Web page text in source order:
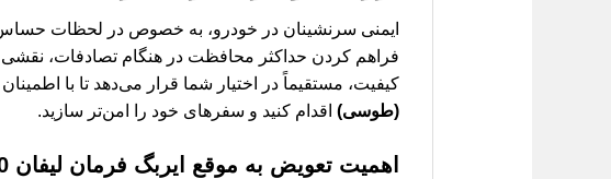
فراهم کردن حداکثر محافظت در هنگام تصادفات، نقشی
کیفیت، مستقیماً در اختیار شما قرار می‌دهد تا با
(طوسی) اقدام کنید و سفرهای خود را امن‌تر سازید.
اهمیت تعویض به موقع ایربگ فرمان لیفان 620 (طوسی)